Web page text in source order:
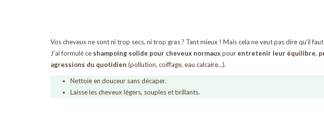
Vos cheveux ne sont ni trop secs, ni trop gras ? Tant mieux ! Mais cela ne veut pas dire qu’il faut
J’ai formulé ce shampoing solide pour cheveux normauxpour entretenir leur équilibre,
agressions du quotidien (pollution, coiffage, eau calcaire…).
Nettoie en douceur sans décaper.
Laisse les cheveux légers, souples et brillants.